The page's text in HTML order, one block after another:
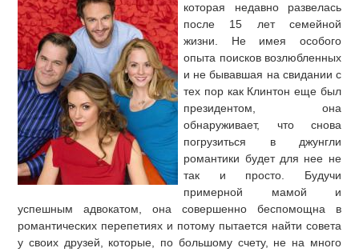
которая недавно развелась
после 15 лет семейной
жизни. Не имея особого
опыта поисков возлюбленных
и не бывавшая на свидании с
тех пор как Клинтон еще был
президентом, она
обнаруживает, что снова
погрузиться в джунгли
романтики будет для нее не
так и просто. Будучи
примерной мамой и
успешным адвокатом, она совершенно беспомощна в
романтических перепетиях и потому пытается найти совета
у своих друзей, которые, по большому счету, не на много